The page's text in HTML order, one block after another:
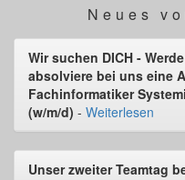
Neues
Wir suchen DICH -
absolviere bei uns eine
Fachinformatiker
(w/m/d) - Weiterlesen
Unser zweiter Teamtag